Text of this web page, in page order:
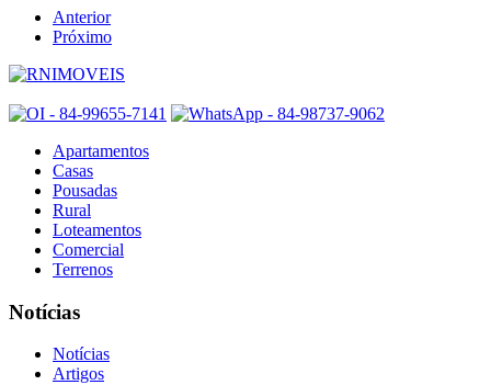
Anterior
Próximo
Apartamentos
Casas
Pousadas
Rural
Loteamentos
Comercial
Terrenos
Notícias
Notícias
Artigos